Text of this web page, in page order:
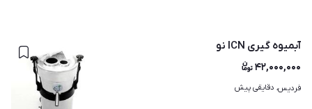
آبمیوه گیری ICN نو
۴۲,۰۰۰,۰۰۰
فردیس، دقایقی پیش